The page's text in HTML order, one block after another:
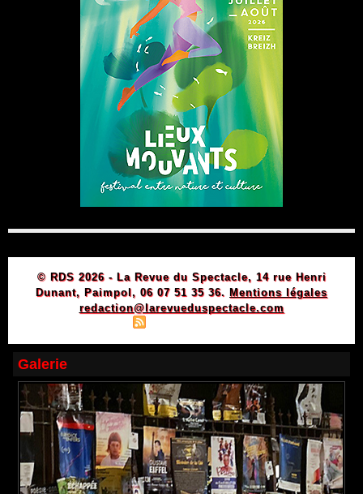
© RDS 2026 - La Revue du Spectacle, 14 rue Henri
Dunant, Paimpol, 06 07 51 35 36. Mentions légales
redaction@larevueduspectacle.com
Galerie